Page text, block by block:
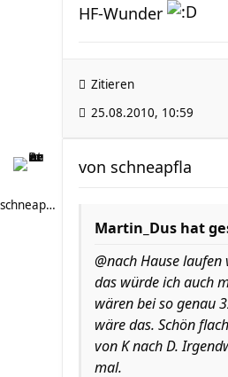
HF-Wunder
Zitieren
25.08.2010, 10:59
schneapfla
von schneapfla
Martin_Dus hat
@nach Hause
das würde ich auch
wären bei so genau
wäre das. Schön
von K nach D.
mal.